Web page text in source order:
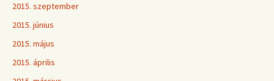
2015. szeptember
2015. június
2015. május
2015. április